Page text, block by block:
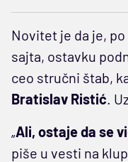
Novitet je da je,
sajta, ostavku
ceo stručni štab,
Bratislav Ristić.
„Ali, ostaje da se
piše u vesti na